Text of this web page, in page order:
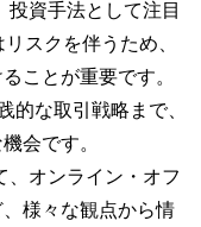
投資手法として注目
スクを伴うため、
ことが重要です。
的な取引戦略まで、
会です。
、オンライン・オフ
様々な観点から情